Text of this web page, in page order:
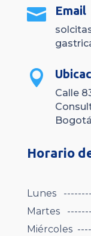
 Email

Calle
Horario
Lunes
Martes
Miércoles